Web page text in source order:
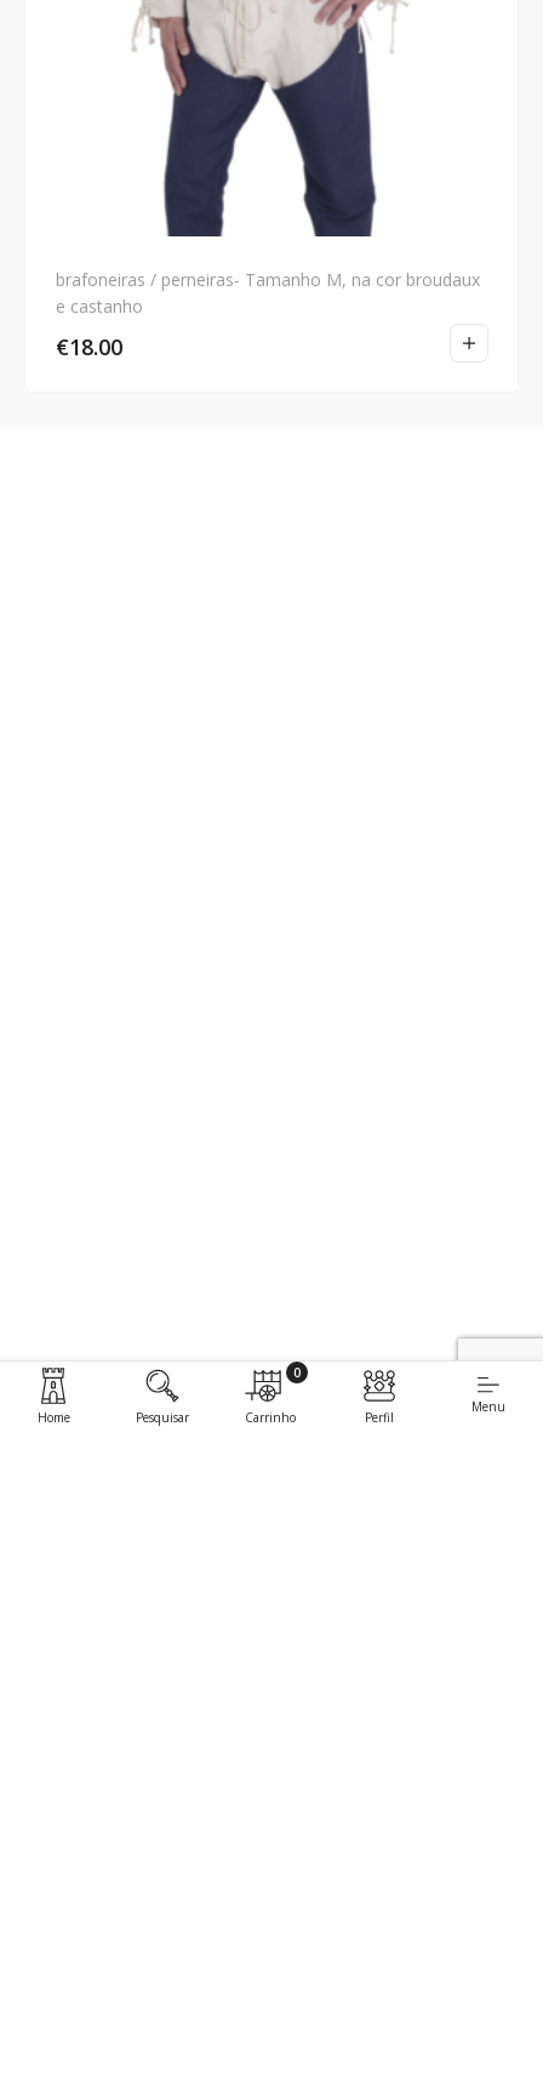
brafoneiras / perneiras- Tamanho M, na cor broudaux
e castanho
€18.00
Home Pesquisar
0
Carrinho Perfil
Menu